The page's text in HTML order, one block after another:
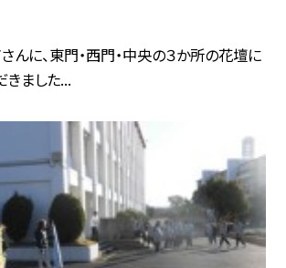
んに、東門・西門・中央の３か所の花壇に
きました...